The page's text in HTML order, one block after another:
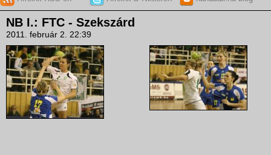
NB I.: FTC - Szekszárd
2011. február 2. 22:39